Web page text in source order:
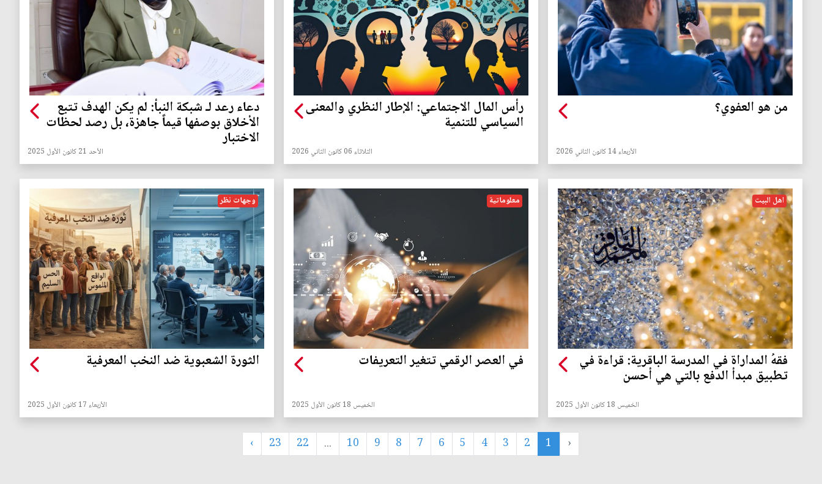
من هو العفوي؟
الأربعاء 14 كانون الثاني 2026
رأس المال الاجتماعي: الإطار النظري والمعنى
السياسي للتنمية
الثلاثاء 06 كانون الثاني 2026
دعاء رعد لـ شبكة النبأ: لم يكن الهدف تتبع
الأخلاق بوصفها قيماً جاهزة، بل رصد لحظات
الاختبار
الأحد 21 كانون الأول 2025
اهل البيت
فقهُ المداراة في المدرسة الباقرية: قراءة في
تطبيق مبدأ الدفع بالتي هي أحسن
الخميس 18 كانون الأول 2025
معلوماتية
في العصر الرقمي تتغير التعريفات
الخميس 18 كانون الأول 2025
وجهات نظر
الثورة الشعبوية ضد النخب المعرفية
الأربعاء 17 كانون الأول 2025
‹
1
2
3
4
5
6
7
8
9
10
...
22
23
›